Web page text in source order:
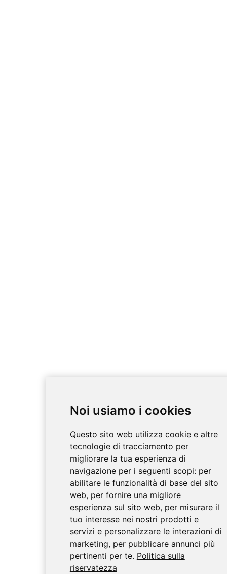
Noi usiamo i cookies
Questo sito web utilizza cookie e altre
tecnologie di tracciamento per
migliorare la tua esperienza di
navigazione per i seguenti scopi: per
abilitare le funzionalità di base del sito
web, per fornire una migliore
esperienza sul sito web, per misurare il
tuo interesse nei nostri prodotti e
servizi e personalizzare le interazioni di
marketing, per pubblicare annunci più
pertinenti per te. Politica sulla
riservatezza